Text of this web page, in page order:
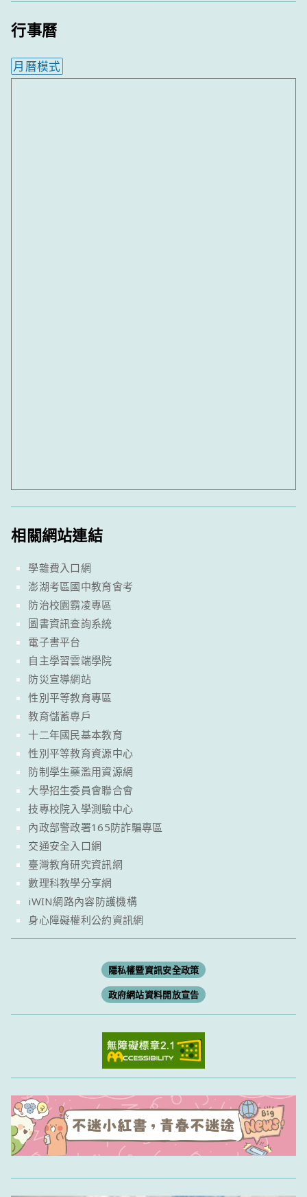
行事曆
月曆模式
相關網站連結
學雜費入口網
澎湖考區國中教育會考
防治校園霸凌專區
圖書資訊查詢系統
電子書平台
自主學習雲端學院
防災宣導網站
性別平等教育專區
教育儲蓄專戶
十二年國民基本教育
性別平等教育資源中心
防制學生藥濫用資源網
大學招生委員會聯合會
技專校院入學測驗中心
內政部警政署165防詐騙專區
交通安全入口網
臺灣教育研究資訊網
數理科教學分享網
iWIN網路內容防護機構
身心障礙權利公約資訊網
隱私權暨資訊安全政策
政府網站資料開放宣告